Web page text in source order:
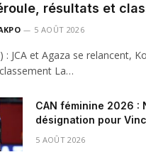
résultats et
5 AOÛT 2026
: JCA et Agaza se relancent,
La…
CAN féminine 2026 :
désignation pour
5 AOÛT 2026